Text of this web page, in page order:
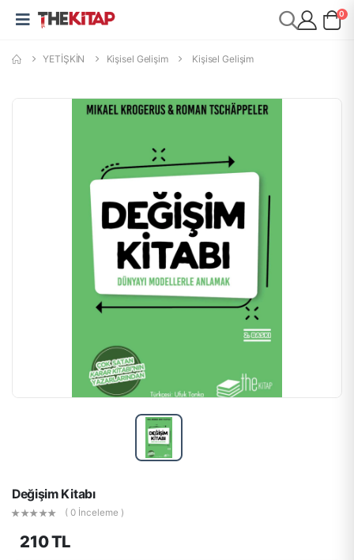
0
YETİŞKİN Kişisel Gelişim Kişisel Gelişim
Değişim Kitabı
( 0 İnceleme )
210 TL